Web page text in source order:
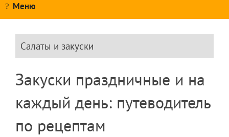
Меню
Салаты и закуски
Закуски праздничные и на
каждый день: путеводитель
по рецептам